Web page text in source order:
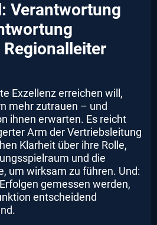
Verantwortung
Exzellenz erreichen will,
mehr zutrauen – und
ihnen erwarten. Es reicht
Arm der Vertriebsleitung
Klarheit über ihre Rolle,
und die
um wirksam zu führen. Und:
gemessen werden,
entscheidend